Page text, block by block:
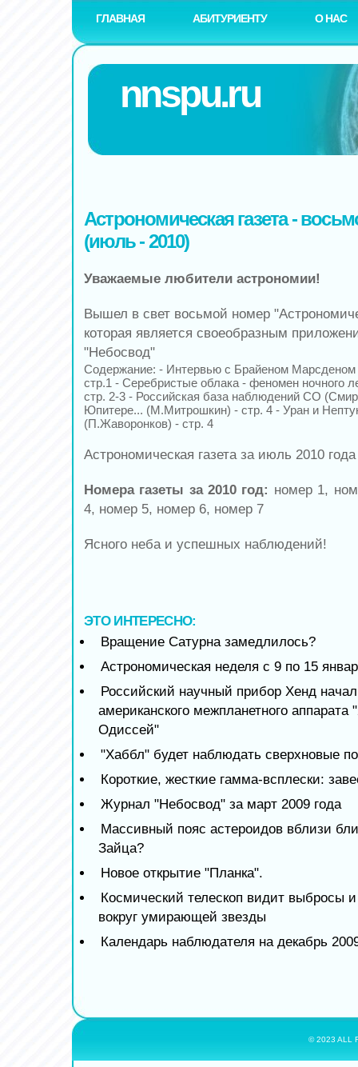
ГЛАВНАЯ АБИТУРИЕНТУ О НАС
nnspu.ru
Астрономическая газета -
(июль - 2010)
Уважаемые любители астрономии!
Вышел в свет восьмой номер
которая является своеобразным
"Небосвод"
Содержание: - Интервью с Брайеном
стр.1 - Серебристые облака - феномен ночного
стр. 2-3 - Российская база наблюдений СО
Юпитере... (М.Митрошкин) - стр. 4 - Уран и
(П.Жаворонков) - стр. 4
Астрономическая газета за июль 2010
Номера газеты за 2010 год: номер 1,
4, номер 5, номер 6, номер 7
Ясного неба и успешных наблюдений!
ЭТО ИНТЕРЕСНО:
Вращение Сатурна замедлилось?
Астрономическая неделя с 9 по 15
Российский научный прибор Хенд
американского межпланетного аппарата
Одиссей"
"Хаббл" будет наблюдать сверхновые
Короткие, жесткие гамма-всплески:
Журнал "Небосвод" за март 2009 года
Массивный пояс астероидов вблизи
Зайца?
Новое открытие "Планка".
Космический телескоп видит выбросы
вокруг умирающей звезды
Календарь наблюдателя на декабрь
© 2023 ALL